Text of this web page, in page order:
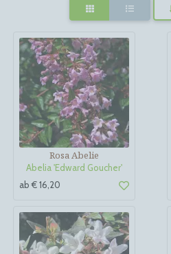
Rosa Abelie
Abelia 'Edward Goucher'
ab € 16,20